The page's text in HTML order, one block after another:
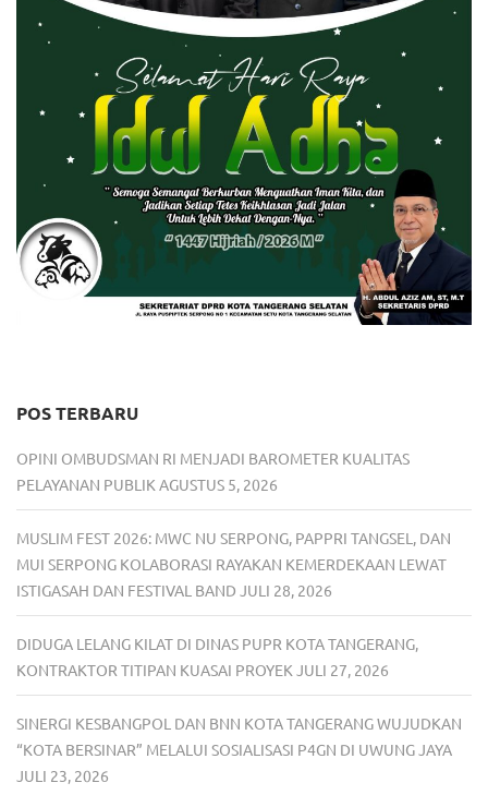
POS TERBARU
OPINI OMBUDSMAN RI MENJADI BAROMETER KUALITAS
PELAYANAN PUBLIK AGUSTUS 5, 2026
MUSLIM FEST 2026: MWC NU SERPONG, PAPPRI TANGSEL, DAN
MUI SERPONG KOLABORASI RAYAKAN KEMERDEKAAN LEWAT
ISTIGASAH DAN FESTIVAL BAND JULI 28, 2026
DIDUGA LELANG KILAT DI DINAS PUPR KOTA TANGERANG,
KONTRAKTOR TITIPAN KUASAI PROYEK JULI 27, 2026
SINERGI KESBANGPOL DAN BNN KOTA TANGERANG WUJUDKAN
“KOTA BERSINAR” MELALUI SOSIALISASI P4GN DI UWUNG JAYA
JULI 23, 2026